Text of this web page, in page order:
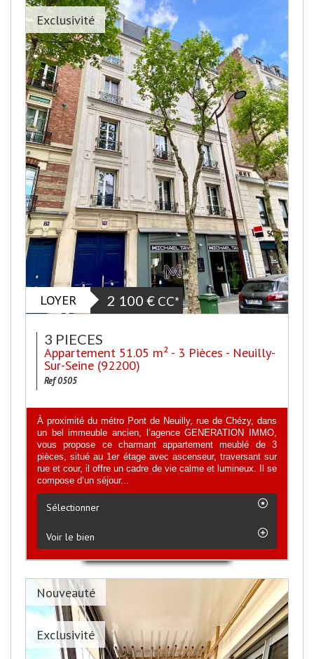
Exclusivité
LOYER 2 100 € CC*
3 PIECES
Appartement 51.05 m² - 3 Pièces - Neuilly-
Sur-Seine (92200)
Ref 0505
À proximité du métro Pont de Neuilly, rue de Chézy, dans
un bel immeuble ancien, l’agence GENERATION IMMO,
vous propose ce charmant appartement meublé de 3
pièces, situé au 1er étage avec ascenseur, traversant sur
rue et cour, il offre un cadre de vie calme et lumineux. Il se
compose d’un séjour...
Sélectionner
Voir le bien
Exclusivité
Nouveauté